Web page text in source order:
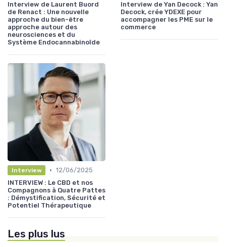
Interview de Laurent Buord
de Renact : Une nouvelle
approche du bien-être
approche autour des
neurosciences et du
Système Endocannabinoïde
Interview de Yan Decock : Yan
Decock, crée YDEXE pour
accompagner les PME sur le
commerce
Interview • 12/06/2025
INTERVIEW : Le CBD et nos
Compagnons à Quatre Pattes
: Démystification, Sécurité et
Potentiel Thérapeutique
Les plus lus